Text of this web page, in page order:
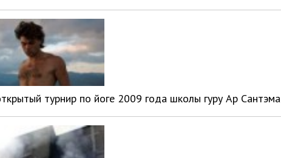
турнир по йоге 2009 года школы гуру Ар Сантэма